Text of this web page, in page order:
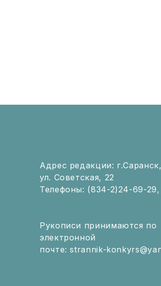
Адрес редакции: г.Саранск,
ул. Советская, 22
Телефоны: (834-2)24-69-
Рукописи принимаются по
электронной
почте: strannik-